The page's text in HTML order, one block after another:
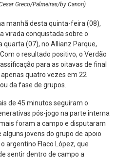
Greco/Palmeiras/by Canon)
manhã desta quinta-feira (08),
virada conquistada sobre o
quarta (07), no Allianz Parque,
o resultado positivo, o Verdão
para as oitavas de final
quatro vezes em 22
da fase de grupos.
de 45 minutos seguiram o
pós-jogo na parte interna
foram a campo e disputaram
jovens do grupo de apoio
argentino Flaco López, que
sentir dentro de campo a